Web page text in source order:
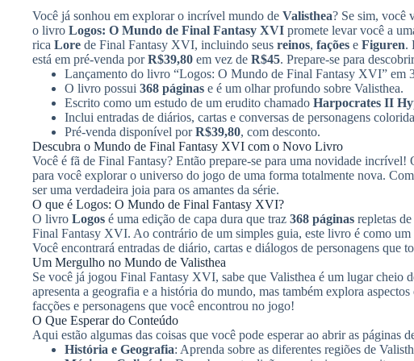
Você já sonhou em explorar o incrível mundo de Valisthea? Se sim, você
o livro Logos: O Mundo de Final Fantasy XVI promete levar você a
rica Lore de Final Fantasy XVI, incluindo seus reinos, fações e Figuren.
está em pré-venda porR$39,80 em vez de R$45. Prepare-se para
Lançamento do livro “Logos: O Mundo de Final Fantasy XVI” em
O livro possui 368 páginas e é um olhar profundo sobre Valisthea.
Escrito como um estudo de um erudito chamado Harpocrates II
Inclui entradas de diários, cartas e conversas de personagens
Pré-venda disponível porR$39,80, com desconto.
Descubra o Mundo de Final Fantasy XVI com o Novo Livro
Você é fã de Final Fantasy? Então prepare-se para uma novidade incrível!
para você explorar o universo do jogo de uma forma totalmente nova.
ser uma verdadeira joia para os amantes da série.
O que é Logos: O Mundo de Final Fantasy XVI?
O livro Logos é uma edição de capa dura que traz 368 páginas repletas
Final Fantasy XVI. Ao contrário de um simples guia, este livro é como um
Você encontrará entradas de diário, cartas e diálogos de personagens que
Um Mergulho no Mundo de Valisthea
Se você já jogou Final Fantasy XVI, sabe que Valisthea é um lugar cheio
apresenta a geografia e a história do mundo, mas também explora aspectos
facções e personagens que você encontrou no jogo!
O Que Esperar do Conteúdo
Aqui estão algumas das coisas que você pode esperar ao abrir as páginas
História e Geografia: Aprenda sobre as diferentes regiões de